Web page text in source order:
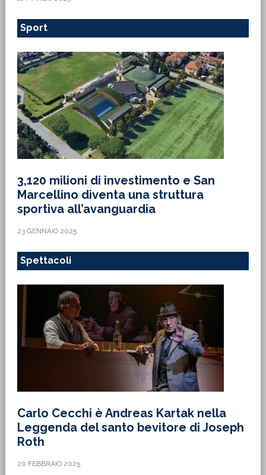
Sport
3,120 milioni di investimento e San
Marcellino diventa una struttura
sportiva all’avanguardia
23 GENNAIO 2025
Spettacoli
Carlo Cecchi è Andreas Kartak nella
Leggenda del santo bevitore di Joseph
Roth
20 FEBBRAIO 2025